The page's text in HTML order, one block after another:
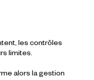
les contrôles
limites.
alors la gestion